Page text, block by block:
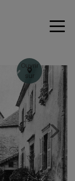
Ouvrir
sur
Geoportal
+
–
Next